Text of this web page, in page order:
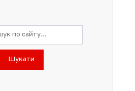
Шукати